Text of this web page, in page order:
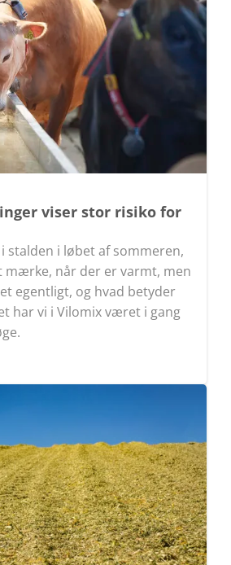
viser stor risiko for
stalden i løbet af sommeren,
mærke, når der er varmt, men
egentligt, og hvad betyder
har vi i Vilomix været i gang